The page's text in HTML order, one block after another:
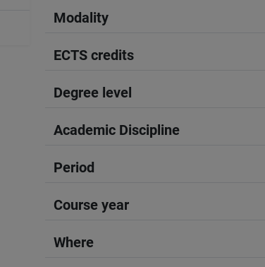
Modality
ECTS credits
Degree level
Academic Discipline
Period
Course year
Where